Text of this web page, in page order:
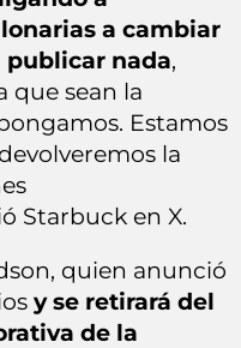
a cambiar
publicar nada,
que sean la
Estamos
la
Starbuck en X.
quien anunció
y se retirará del
de la